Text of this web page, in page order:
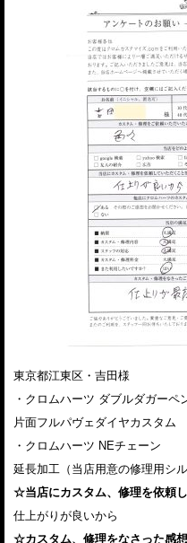
東京都江東区・吉田様
・クロムハーツ ダブルダガーペ
片面フルパヴェダイヤカスタム
・クロムハーツ NEチェーン
延長加工（当店用意の修理用シ
☆当店にカスタム、修理を依頼
仕上がりが良いから
☆カスタム、修理をなさった感